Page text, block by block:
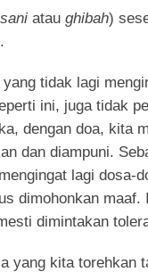
atau ghibah)
tidak lagi
ini, juga tidak
dengan doa, kita
dan diampuni.
lagi dosa-
dimohonkan maaf.
dimintakan
yang kita torehkan